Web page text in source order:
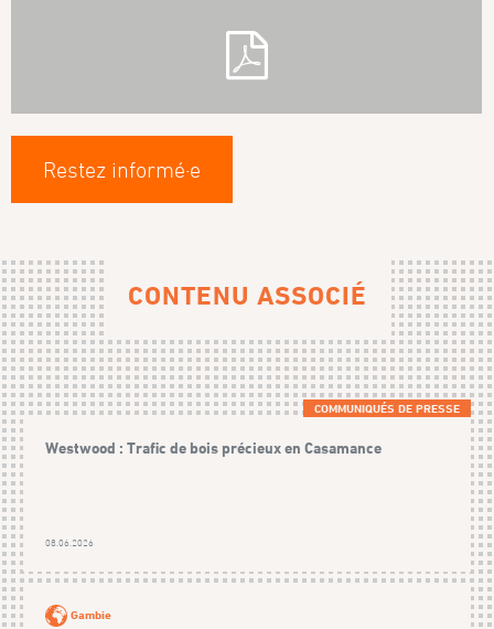
Restez informé·e
CONTENU ASSOCIÉ
COMMUNIQUÉS DE PRESSE
Westwood : Trafic de bois précieux en Casamance
08.06.2026
Gambie